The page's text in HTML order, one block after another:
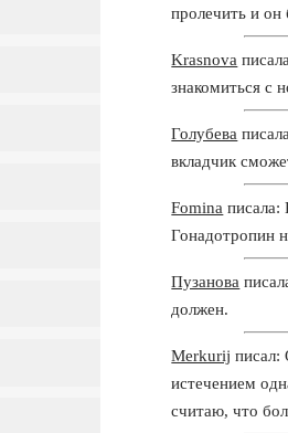
пролечить и
Krasnova
знакомиться с
Голубева
вкладчик
Fomina писала:
Гонадотропин
Пузанова
должен.
Merkurij писал:
истечением
считаю, что